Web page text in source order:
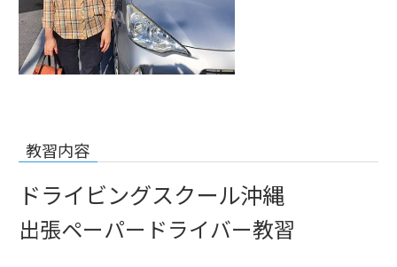
教習内容
ドライビングスクール沖縄
出張ペーパードライバー教習